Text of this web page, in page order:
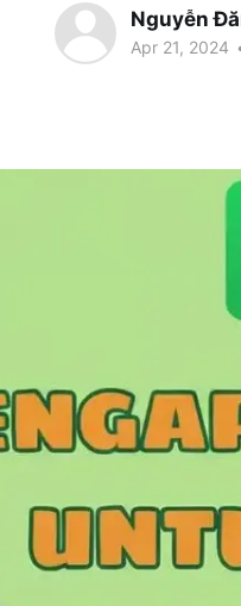
Nguyễn
Apr 21, 2024